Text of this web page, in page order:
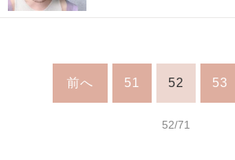
前へ 51 52 53
52/71